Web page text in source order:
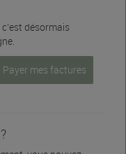
désormais
Payer mes factures